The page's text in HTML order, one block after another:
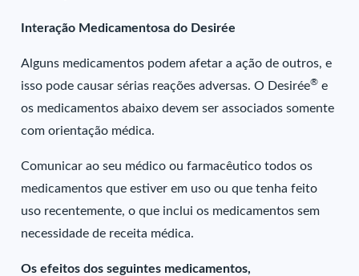
Interação Medicamentosa do Desirée
Alguns medicamentos podem afetar a ação de outros, e
isso pode causar sérias reações adversas. O Desirée® e
os medicamentos abaixo devem ser associados somente
com orientação médica.
Comunicar ao seu médico ou farmacêutico todos os
medicamentos que estiver em uso ou que tenha feito
uso recentemente, o que inclui os medicamentos sem
necessidade de receita médica.
Os efeitos dos seguintes medicamentos,